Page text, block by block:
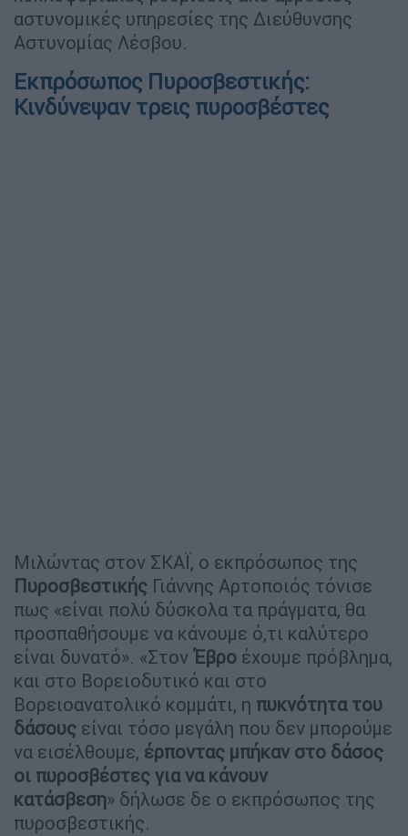
αστυνομικές υπηρεσίες της Διεύθυνσης
Αστυνομίας Λέσβου.
Εκπρόσωπος Πυροσβεστικής:
Κινδύνεψαν τρεις πυροσβέστες
Μιλώντας στον ΣΚΑΪ, ο εκπρόσωπος της
Πυροσβεστικής Γιάννης Αρτοποιός τόνισε
πως «είναι πολύ δύσκολα τα πράγματα, θα
προσπαθήσουμε να κάνουμε ό,τι καλύτερο
είναι δυνατό». «Στον Έβρο έχουμε πρόβλημα,
και στο Βορειοδυτικό και στο
Βορειοανατολικό κομμάτι, η πυκνότητα του
δάσους είναι τόσο μεγάλη που δεν μπορούμε
να εισέλθουμε, έρποντας μπήκαν στο δάσος
οι πυροσβέστες για να κάνουν
κατάσβεση» δήλωσε δε ο εκπρόσωπος της
πυροσβεστικής.